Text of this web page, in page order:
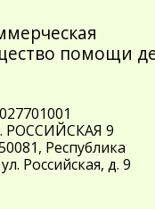
помощи
РОССИЙСКАЯ 9
Республика
Российская, д. 9